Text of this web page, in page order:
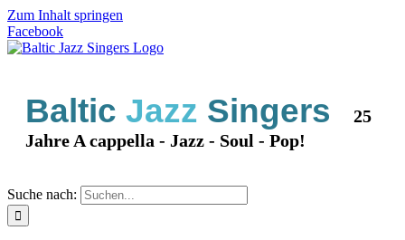
Zum Inhalt springen
Facebook
Baltic Jazz Singers 25
Jahre A cappella - Jazz - Soul - Pop!
Suche nach: